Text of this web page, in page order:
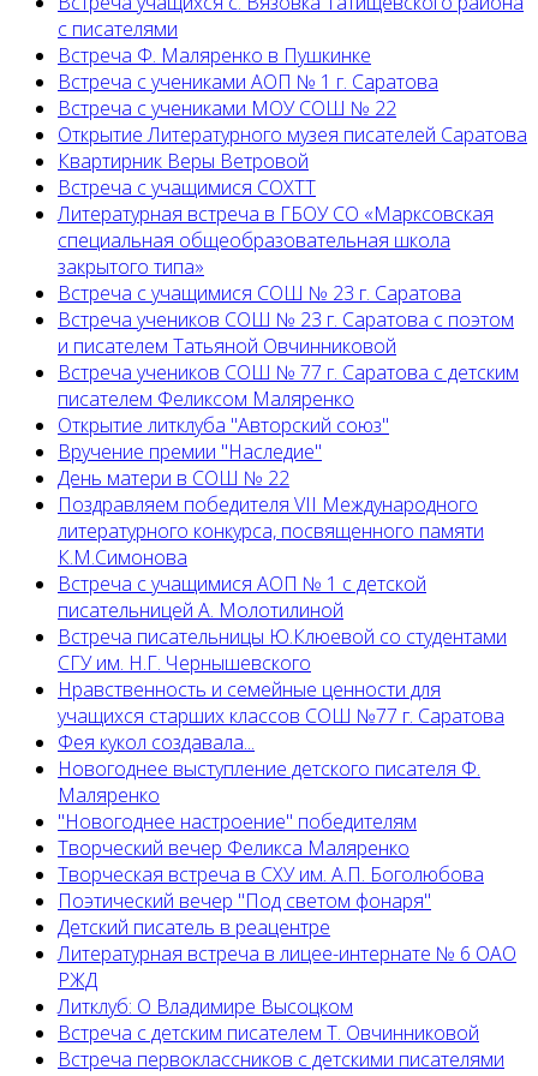
с писателями
Встреча Ф. Маляренко в Пушкинке
Встреча с учениками АОП № 1 г. Саратова
Встреча с учениками МОУ СОШ № 22
Открытие Литературного музея писателей Саратова
Квартирник Веры Ветровой
Встреча с учащимися СОХТТ
Литературная встреча в ГБОУ СО «Марксовская
специальная общеобразовательная школа
закрытого типа»
Встреча с учащимися СОШ № 23 г. Саратова
Встреча учеников СОШ № 23 г. Саратова с поэтом
и писателем Татьяной Овчинниковой
Встреча учеников СОШ № 77 г. Саратова с детским
писателем Феликсом Маляренко
Открытие литклуба "Авторский союз"
Вручение премии "Наследие"
День матери в СОШ № 22
Поздравляем победителя VII Международного
литературного конкурса, посвященного памяти
К.М.Симонова
Встреча с учащимися АОП № 1 с детской
писательницей А. Молотилиной
Встреча писательницы Ю.Клюевой со студентами
СГУ им. Н.Г. Чернышевского
Нравственность и семейные ценности для
учащихся старших классов СОШ №77 г. Саратова
Фея кукол создавала...
Новогоднее выступление детского писателя Ф.
Маляренко
"Новогоднее настроение" победителям
Творческий вечер Феликса Маляренко
Творческая встреча в СХУ им. А.П. Боголюбова
Поэтический вечер "Под светом фонаря"
Детский писатель в реацентре
Литературная встреча в лицее-интернате № 6 ОАО
РЖД
Литклуб: О Владимире Высоцком
Встреча с детским писателем Т. Овчинниковой
Встреча первоклассников с детскими писателями